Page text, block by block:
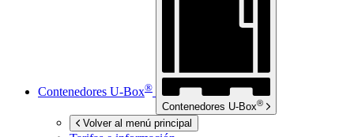
Contenedores U-Box®
Contenedores U-Box®
Volver al menú principal